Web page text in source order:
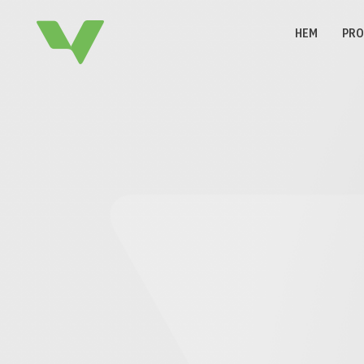
HEM